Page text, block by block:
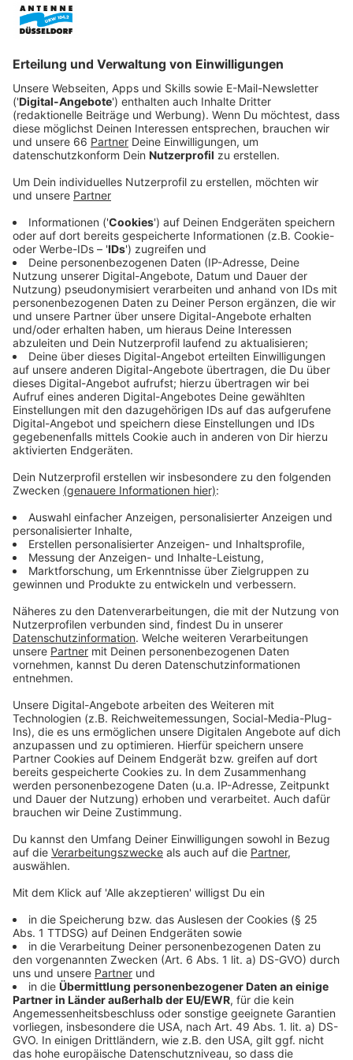
Verschiedene Modelle stehen zum Testen
bereit
Anzeige
AmRathausufer
Stände zum Thema Fahrräder. Wer zum Beispiel schon
immer ein Lastenrad testen wollte, kann das bei der
"Cargobike Roadshow" tun. Auf dem Burgplatz werden
zwölf verschiedene Lastenradmodelle zum Testen
bereit stehen. Auch für ältere Menschen oder
Menschen, die sich auf dem Fahrrad unsicher fühlen,
gibt es Angebote: Es können zum Beispiel Dreiräder
getestet werden.
Anzeige
Sternfahrt und Demo für klimafreundliche
Anzeige
Für Sonntag (03.05.) ruft der ADFC zu einerSternfahrt
auf. Radfahrende aus ganz NRW fahren - sternförmig -
nach Düsseldorf. Am Corneliusplatz wird es eine
Fahrt durch die Stadt. Das Ziel: Ein Zeichen setzen für
umweltfreundliche Mobilität.
Anzeige
Mehr Infos und Links zum Thema:
Anzeige
Stadtradeln in Düsseldorf startet bald
Stadt zieht Klimabilanz
Weniger Stau: Rheinufertunnel wieder frei
Folge uns für mehr News & Updates:
Anzeige
Instagram| Facebook|WhatsApp-Kanal